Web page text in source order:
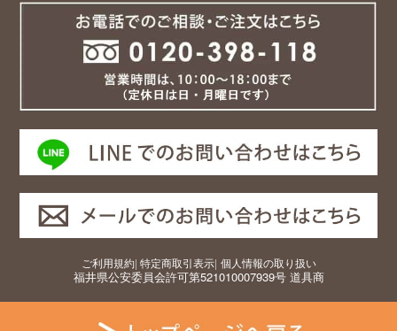
ご利用規約| 特定商取引表示| 個人情報の取り扱い
福井県公安委員会許可第521010007939号 道具商